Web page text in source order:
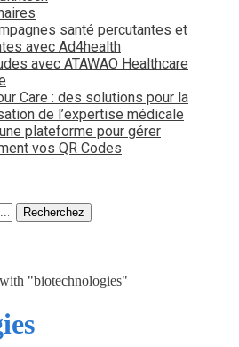
santé percutantes et
avec Ad4health
avec ATAWAO Healthcare
Care : des solutions pour la
de l’expertise médicale
plateforme pour gérer
vos QR Codes
Recherchez
"biotechnologies"